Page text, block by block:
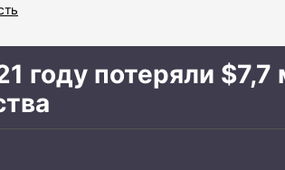
году потеряли